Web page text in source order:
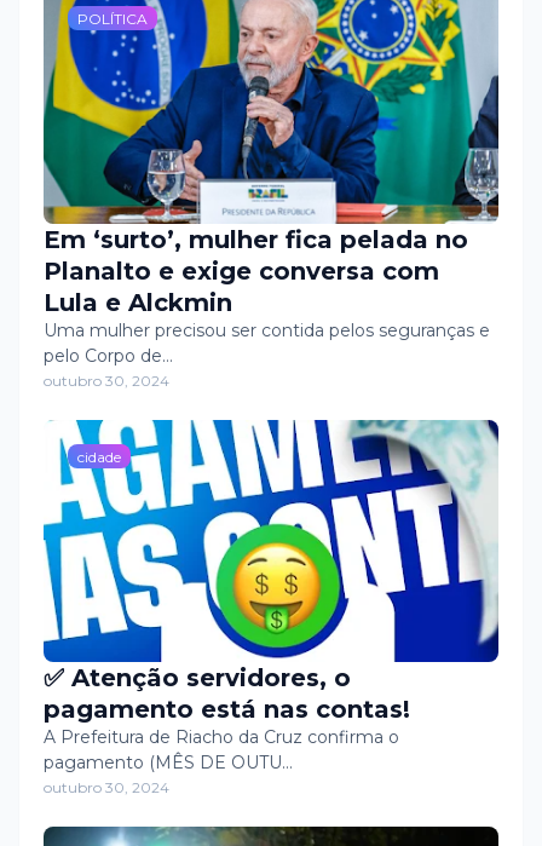
Prefeitura com destino a Pau dos
Ferros e Apodi. As inscrições
podem ser feitas na Secretaria de
Educação na quinta e sexta.
Aproveite essa oportunidade e
vamos juntos rumo ao sucesso no
ENEM! 📚💪
POLÍTICA
Em ‘surto’, mulher fica pelada no
Planalto e exige conversa com
Lula e Alckmin
Uma mulher precisou ser contida pelos seguranças e
pelo Corpo de…
outubro 30, 2024
cidade
✅ Atenção servidores, o
pagamento está nas contas!
A Prefeitura de Riacho da Cruz confirma o
pagamento (MÊS DE OUTU…
outubro 30, 2024